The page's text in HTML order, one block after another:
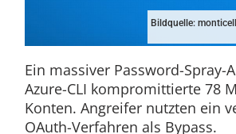
Bildquelle:
Ein massiver Password-Spray-
Azure-CLI kompromittierte 78
Konten. Angreifer nutzten ein
OAuth-Verfahren als Bypass.